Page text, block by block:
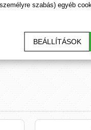
szabás) egyéb
BEÁLLÍTÁSOK